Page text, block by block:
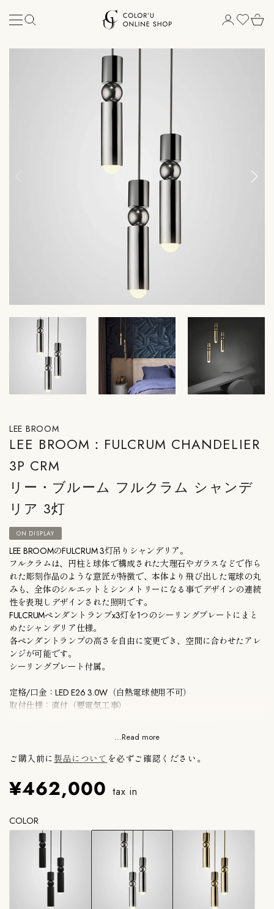
LEE BROOM
LEE BROOM：FULCRUM CHANDELIER
3P CRM
リー・ブルーム フルクラム シャンデ
リア 3灯
ON DISPLAY
LEE BROOMのFULCRUM 3灯吊りシャンデリア。
フルクラムは、円柱と球体で構成された大理石やガラスなどで作ら
れた彫刻作品のような意匠が特徴で、本体より飛び出した電球の丸
みも、全体のシルエットとシンメトリーになる事でデザインの連続
性を表現しデザインされた照明です。
FULCRUMペンダントランプx3灯を1つのシーリングプレートにまと
めたシャンデリア仕様。
各ペンダントランプの高さを自由に変更でき、空間に合わせたアレ
ンジが可能です。
シーリングプレート付属。
定格/口金：LED E26 3.0W（白熱電球使用不可）
取付仕様：直付（要電気工事）
※電球は付属しておりません。お客様にてご用意ください。
メーカー保証付き。
LEE BROOM（リーブルーム）は、
ザイナーの一人、Lee Broomによる世界的なインテリア・照明ブラ
2007年の創業以来、100種を超える独創的でラグジュアリーな照明
や家具、アクセサリーのデザインを手掛け、Christian Louboutinの店
舗デザインや、MulberryやWedgwoodなど、多くのグローバルブラ
ンドとのコラボレーションも注目を集めています。
●浜松町SHOPにて実物展示しております。ご不明な点はお問い合
...Read more
ご購入前に 製品について を必ずご確認ください。
¥462,000 tax in
COLOR